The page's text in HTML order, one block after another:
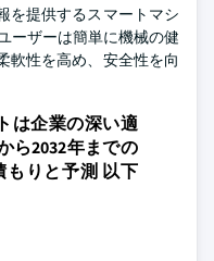
を提供するスマートマシ
ーザーは簡単に機械の健
軟性を高め、安全性を向
は企業の深い適
ら2032年までの
もりと予測 以下